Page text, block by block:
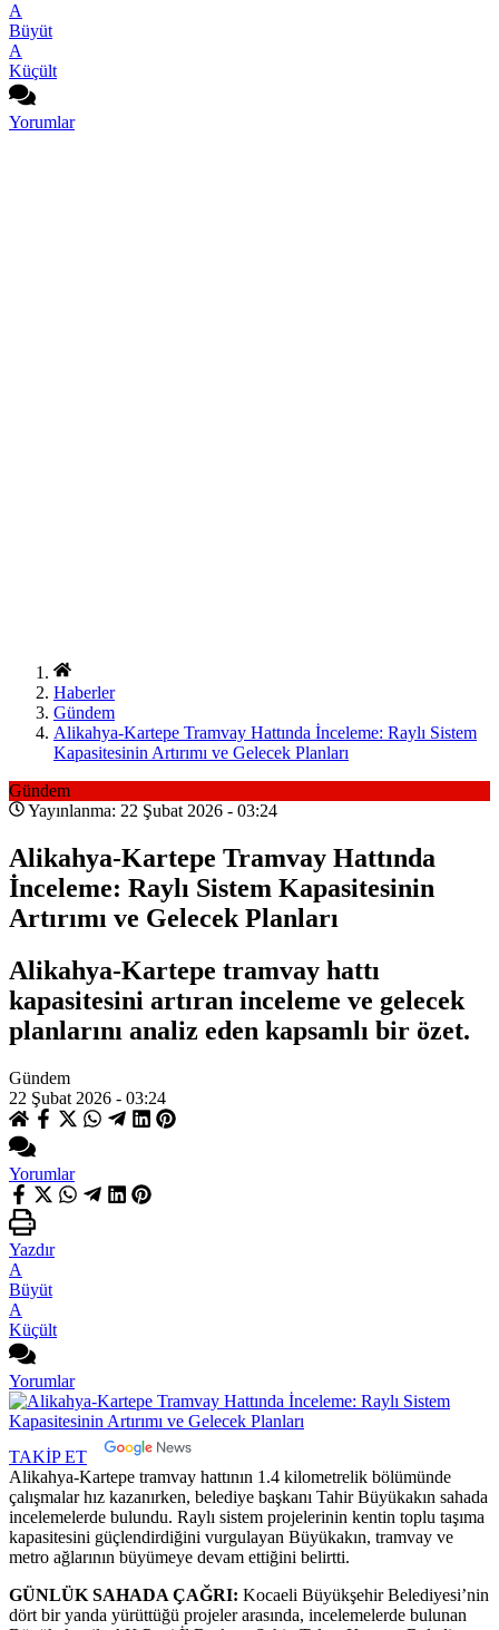
A
Büyüt
A
Küçült
Yorumlar
Haberler
Gündem
Alikahya-Kartepe Tramvay Hattında İnceleme: Raylı Sistem
Kapasitesinin Artırımı ve Gelecek Planları
Gündem
Yayınlanma: 22 Şubat 2026 - 03:24
Alikahya-Kartepe Tramvay Hattında
İnceleme: Raylı Sistem Kapasitesinin
Artırımı ve Gelecek Planları
Alikahya-Kartepe tramvay hattı
kapasitesini artıran inceleme ve gelecek
planlarını analiz eden kapsamlı bir özet.
Gündem
22 Şubat 2026 - 03:24
Yorumlar
Yazdır
A
Büyüt
A
Küçült
Yorumlar
TAKİP ET
Alikahya-Kartepe tramvay hattının 1.4 kilometrelik bölümünde
çalışmalar hız kazanırken, belediye başkanı Tahir Büyükakın sahada
incelemelerde bulundu. Raylı sistem projelerinin kentin toplu taşıma
kapasitesini güçlendirdiğini vurgulayan Büyükakın, tramvay ve
metro ağlarının büyümeye devam ettiğini belirtti.
GÜNLÜK SAHADA ÇAĞRI: Kocaeli Büyükşehir Belediyesi’nin
dört bir yanda yürüttüğü projeler arasında, incelemelerde bulunan